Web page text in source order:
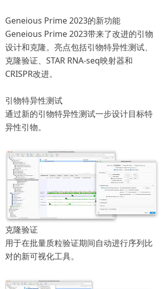
Geneious Prime 2023的新功能
Geneious Prime 2023带来了改进的引物
设计和克隆。亮点包括引物特异性测试、
克隆验证、STAR RNA-seq映射器和
CRISPR改进。
引物特异性测试
通过新的引物特异性测试一步设计目标特
异性引物。
克隆验证
用于在批量质粒验证期间自动进行序列比
对的新可视化工具。